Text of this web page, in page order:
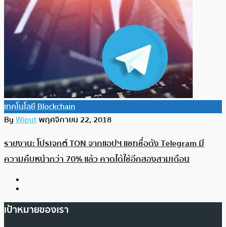
เทคโนโลยี Blockchain
ByWiputพฤศจิกายน 22, 2018
รายงาน: โปรเจกต์ TON จากแอปฯ แชทชื่อดัง Telegram มี
ความคืบหน้ากว่า 70% แล้ว คาดได้ใช้อีกสองสามเดือน
เป้าหมายของเรา